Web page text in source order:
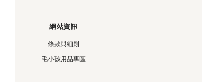
網站資訊
條款與細則
毛小孩用品專區